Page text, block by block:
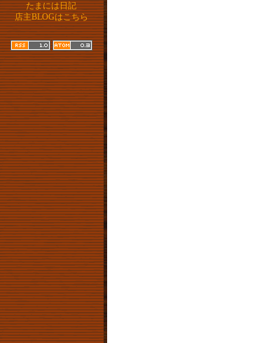
たまには日記
店主BLOGはこちら